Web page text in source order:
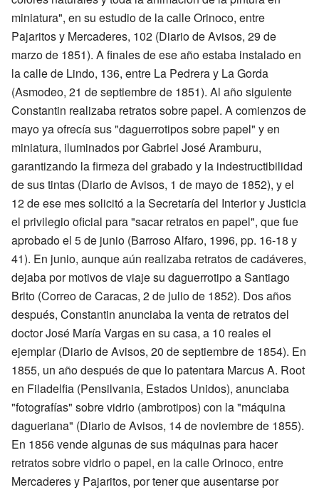
miniatura", en su estudio de la calle Orinoco, entre
Pajaritos y Mercaderes, 102 (Diario de Avisos, 29 de
marzo de 1851). A finales de ese año estaba instalado en
la calle de Lindo, 136, entre La Pedrera y La Gorda
(Asmodeo, 21 de septiembre de 1851). Al año siguiente
Constantin realizaba retratos sobre papel. A comienzos de
mayo ya ofrecía sus "daguerrotipos sobre papel" y en
miniatura, iluminados por Gabriel José Aramburu,
garantizando la firmeza del grabado y la indestructibilidad
de sus tintas (Diario de Avisos, 1 de mayo de 1852), y el
12 de ese mes solicitó a la Secretaría del Interior y Justicia
el privilegio oficial para "sacar retratos en papel", que fue
aprobado el 5 de junio (Barroso Alfaro, 1996, pp. 16-18 y
41). En junio, aunque aún realizaba retratos de cadáveres,
dejaba por motivos de viaje su daguerrotipo a Santiago
Brito (Correo de Caracas, 2 de julio de 1852). Dos años
después, Constantin anunciaba la venta de retratos del
doctor José María Vargas en su casa, a 10 reales el
ejemplar (Diario de Avisos, 20 de septiembre de 1854). En
1855, un año después de que lo patentara Marcus A. Root
en Filadelfia (Pensilvania, Estados Unidos), anunciaba
"fotografías" sobre vidrio (ambrotipos) con la "máquina
dagueriana" (Diario de Avisos, 14 de noviembre de 1855).
En 1856 vende algunas de sus máquinas para hacer
retratos sobre vidrio o papel, en la calle Orinoco, entre
Mercaderes y Pajaritos, por tener que ausentarse por